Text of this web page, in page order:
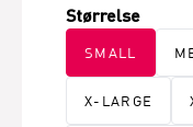
Størrelse
SMALL
X-LARGE